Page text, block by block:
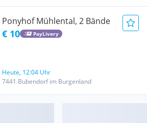
Ponyhof Mühlental, 2 Bände
€ 10 PayLivery
Heute, 12:04 Uhr
7441 Bubendorf im Burgenland